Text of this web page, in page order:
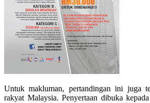
Untuk makluman, pertandingan ini juga
rakyat Malaysia. Penyertaan dibuka